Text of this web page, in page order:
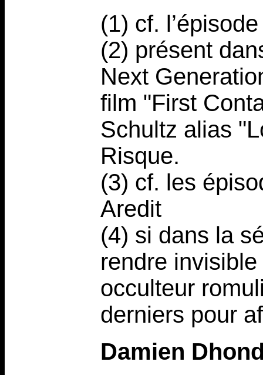
(1) cf.
(2) présent
Next
film "First
Schultz alias
Risque.
(3) cf. les
Aredit
(4) si dans la
rendre invisible
occulteur
derniers pour
Damien